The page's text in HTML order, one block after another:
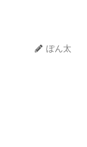
ぽん太